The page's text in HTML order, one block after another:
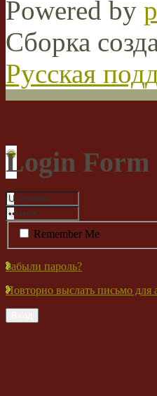
Powered by
Сборка
Русская
Login Form
Remember Me
Забыли пароль?
Повторно выслать письмо для